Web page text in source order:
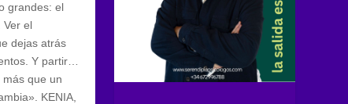
grandes: el
Ver el
dejas atrás
Y partir…
que un
KENIA,